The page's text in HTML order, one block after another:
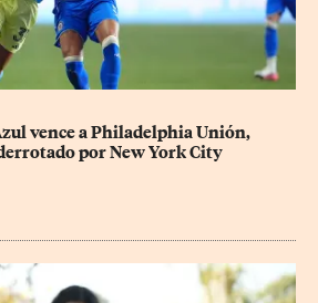
vence a Philadelphia Unión,
por New York City